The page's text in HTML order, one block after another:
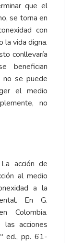
que el
se torna en
con
la vida digna.
conllevaría
benefician
no se puede
el medio
no
acción de
al medio
a la
En G.
Colombia.
acciones
ed., pp. 61-